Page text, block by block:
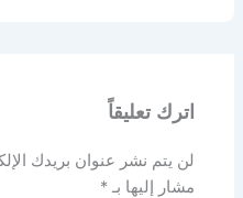
اترك تعليقاً
لن يتم نشر عنوان بريدك
مشار إليها بـ*